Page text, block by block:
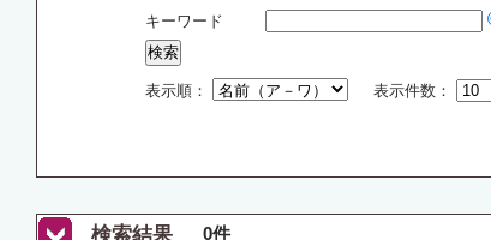
キーワード
表示順： 表示件数：
検索結果 0件